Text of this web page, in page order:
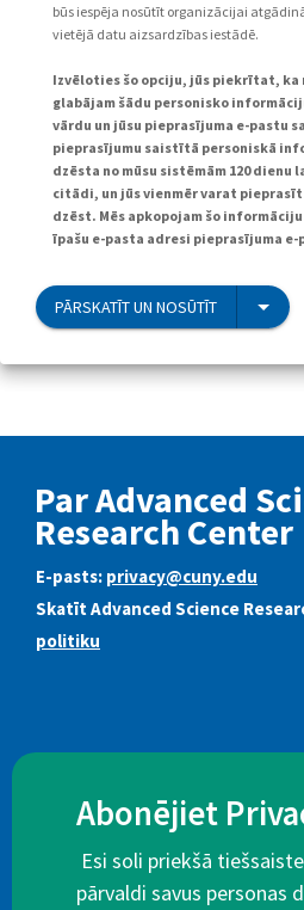
būs iespēja nosūtīt organizācijai
vietējā datu aizsardzības iestādē.
Izvēloties šo opciju, jūs piekrītat, ka
glabājam šādu personisko
vārdu un jūsu pieprasījuma e-pastu
pieprasījumu saistītā personiskā
dzēsta no mūsu sistēmām 120
citādi, un jūs vienmēr varat
dzēst. Mēs apkopojam šo
īpašu e-pasta adresi pieprasījuma e-
PĀRSKATĪT UN NOSŪTĪT
Par Advanced
Research Center
E-pasts: privacy@cuny.edu
Skatīt Advanced Science
politiku
Abonējiet
Esi soli priekšā
pārvaldi savus personas